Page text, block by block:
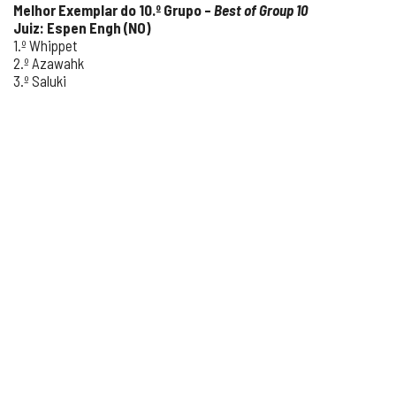
Melhor Exemplar do 10.º Grupo – Best of Group 10
Juiz: Espen Engh (NO)
1.º Whippet
2.º Azawahk
3.º Saluki